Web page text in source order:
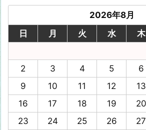
2026年8月
日
月 火 水 木
2
3 4 5 6
9
10 11 12 13
16
17 18 19 20
23
24 25 26 27